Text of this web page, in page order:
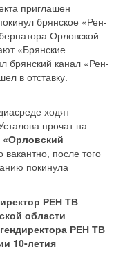
приглашен
брянское «Рен-
Орловской
«Брянские
брянский канал «Рен-
в отставку.
ходят
прочат на
«Орловский
вакантно, после того
покинула
РЕН ТВ
области
РЕН ТВ
10-летия